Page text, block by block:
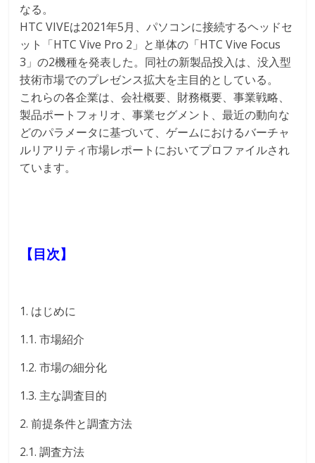
なる。
HTC VIVEは2021年5月、パソコンに接続するヘッドセ
ット「HTC Vive Pro 2」と単体の「HTC Vive Focus
3」の2機種を発表した。同社の新製品投入は、没入型
技術市場でのプレゼンス拡大を主目的としている。
これらの各企業は、会社概要、財務概要、事業戦略、
製品ポートフォリオ、事業セグメント、最近の動向な
どのパラメータに基づいて、ゲームにおけるバーチャ
ルリアリティ市場レポートにおいてプロファイルされ
ています。
【目次】
1. はじめに
1.1. 市場紹介
1.2. 市場の細分化
1.3. 主な調査目的
2. 前提条件と調査方法
2.1. 調査方法